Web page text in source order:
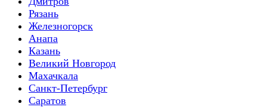
Рязань
Железногорск
Анапа
Казань
Великий Новгород
Махачкала
Санкт-Петербург
Саратов